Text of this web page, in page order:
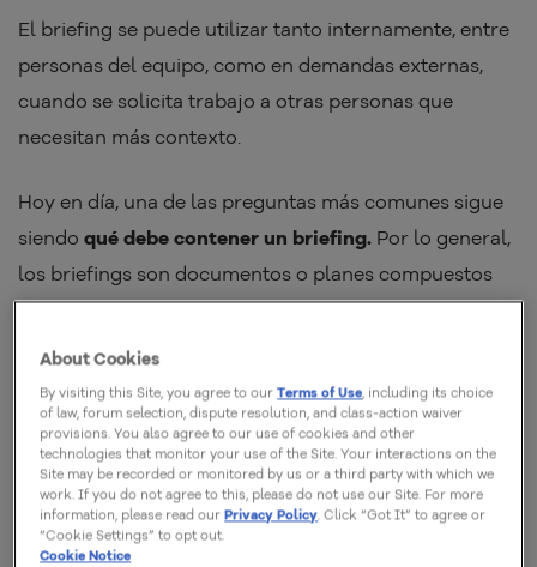
El briefing se puede utilizar tanto internamente, entre
personas del equipo, como en demandas externas,
cuando se solicita trabajo a otras personas que
necesitan más contexto.
Hoy en día, una de las preguntas más comunes sigue
siendo qué debe contener un briefing. Por lo general,
los briefings son documentos o planes compuestos
por información concisa y clara, que sirven para
orientar la ejecución del trabajo.
Por lo tanto, el briefing no es más que un cuestionario
detallado con respuestas estratégicas para la
elaboración de un plan. Por ejemplo, alcrear o
actualizar un proyecto web, ahorrarás mucho tiempo
si tienes un briefing pronto.
About Cookies
By visiting this Site, you agree to ourTerms of Use, including its choice
of law, forum selection, dispute resolution, and class-action waiver
provisions. You also agree to our use of cookies and other
technologies that monitor your use of the Site. Your interactions on the
Site may be recorded or monitored by us or a third party with which we
work. If you do not agree to this, please do not use our Site. For more
information, please read ourPrivacy Policy. Click “Got It” to agree or
“Cookie Settings” to opt out.
Cookie Notice